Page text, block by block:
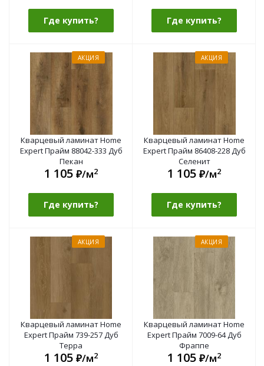
Где купить? Где купить?
АКЦИЯ
Кварцевый ламинат Home
Expert Прайм 88042-333 Дуб
Пекан
1 105 ₽/м2
Где купить?
АКЦИЯ
Кварцевый ламинат Home
Expert Прайм 86408-228 Дуб
Селенит
1 105 ₽/м2
Где купить?
АКЦИЯ
Кварцевый ламинат Home
Expert Прайм 739-257 Дуб
Терра
1 105 ₽/м2
АКЦИЯ
Кварцевый ламинат Home
Expert Прайм 7009-64 Дуб
Фраппе
1 105 ₽/м2